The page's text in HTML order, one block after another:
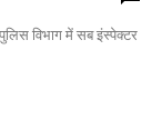
विभाग में सब इंस्पेक्टर